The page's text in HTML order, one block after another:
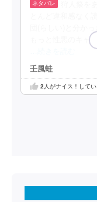
もっと性悪のキャ
壬風蛙
2 人がナイス！して